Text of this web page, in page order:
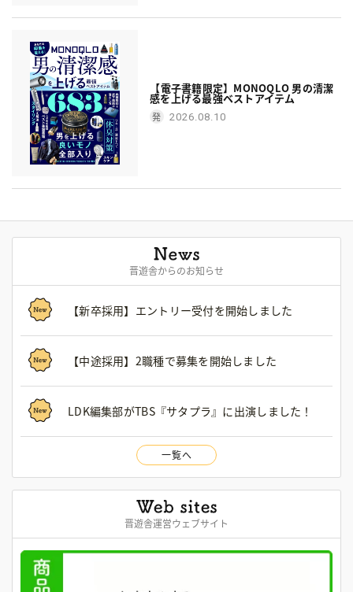
【電子書籍限定】MONOQLO 男の清潔
感を上げる最強ベストアイテム
2026.08.10
晋遊舎からのお知らせ
【新卒採用】エントリー受付を開始しました
【中途採用】2職種で募集を開始しました
LDK編集部がTBS『サタプラ』に出演しました！
一覧へ
晋遊舎運営ウェブサイト